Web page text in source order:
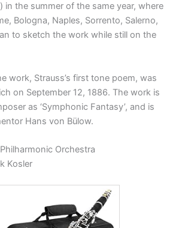
in the summer of the same year, where
Bologna, Naples, Sorrento, Salerno,
to sketch the work while still on the
work, Strauss’s first tone poem, was
on September 12, 1886. The work is
as ‘Symphonic Fantasy’, and is
Hans von Bülow.
Orchestra
Kosler